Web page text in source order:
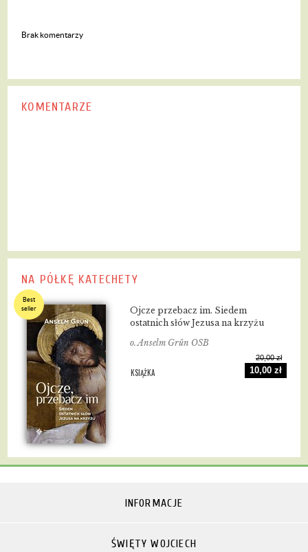
Brak komentarzy
KOMENTARZE
NA PÓŁKĘ KATECHETY
Best
seller
Ojcze przebacz im. Siedem
ostatnich słów Jezusa na krzyżu
o. Anselm Grün OSB
KSIĄŻKA
20,00 zł
10,00 zł
INFORMACJE
ŚWIĘTY WOJCIECH